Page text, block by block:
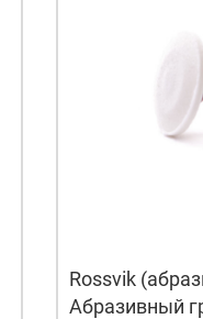
Rossvik
Абразивный